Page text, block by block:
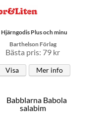
Hjärngodis Plus och minu
Barthelson Förlag
Bästa pris: 79 kr
Visa Mer info